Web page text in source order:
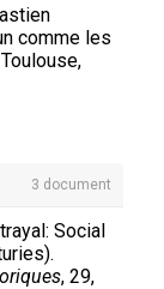
: Revue
27.
der
/
pp.303-
comme les
3 document
Social
, 29,